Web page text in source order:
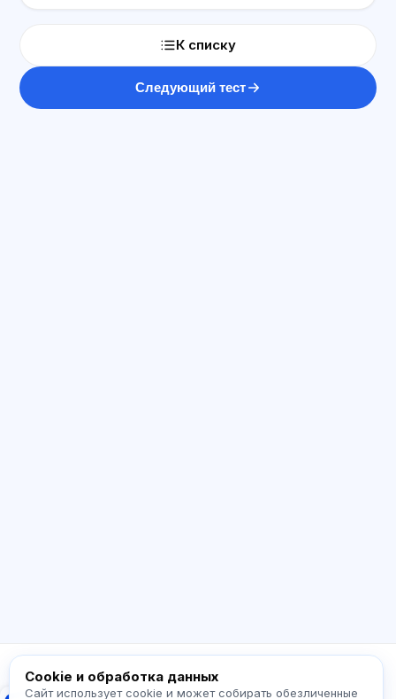
К списку
Следующий тест
Cookie и обработка данных
Сайт использует cookie и может собирать обезличенные